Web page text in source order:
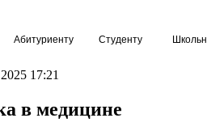
Абитуриенту Студенту
17:21
в медицине